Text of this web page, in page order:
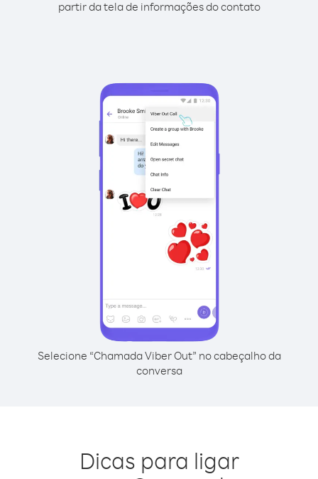
partir da tela de informações do contato
Selecione “Chamada Viber Out” no cabeçalho da
conversa
Dicas para ligar